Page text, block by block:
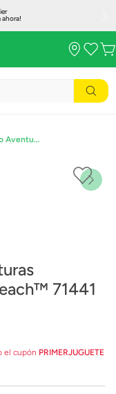
ahora!
LEGO Super Mario Aventuras Interactivas con LEGO Peach™ 71441
71441
el cupón PRIMERJUGUETE